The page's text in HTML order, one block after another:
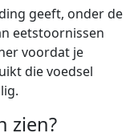
geeft, onder de
eetstoornissen
voordat je
die voedsel
zien?